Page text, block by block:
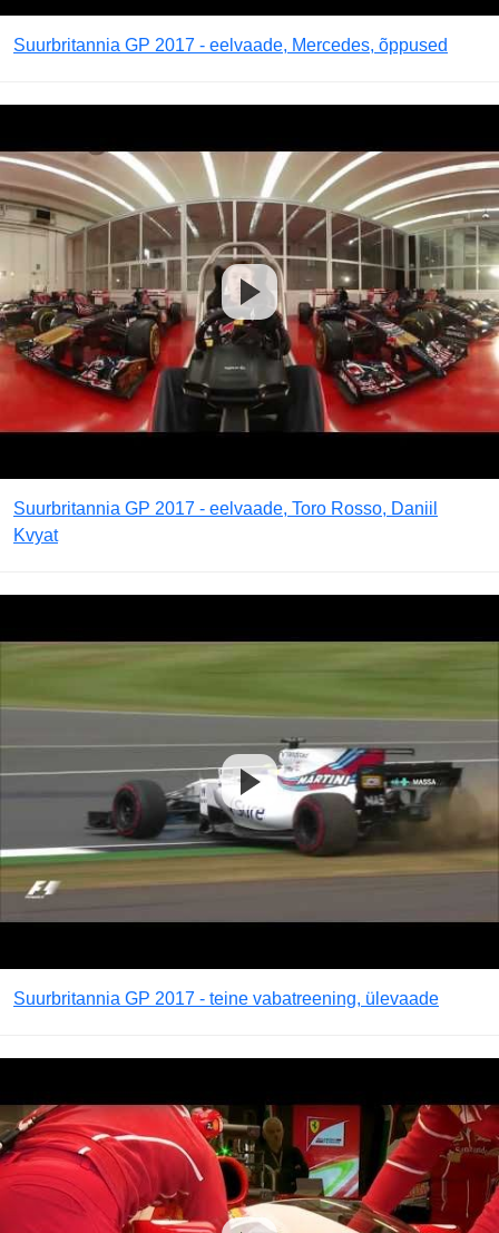
Suurbritannia GP 2017 - eelvaade, Mercedes, õppused
Suurbritannia GP 2017 - eelvaade, Toro Rosso, Daniil
Kvyat
Suurbritannia GP 2017 - teine vabatreening, ülevaade